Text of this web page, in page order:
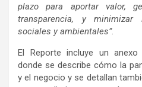
plazo para aportar valor,
transparencia, y minimizar
sociales y ambientales”.
El Reporte incluye un anexo
donde se describe cómo la
y el negocio y se detallan